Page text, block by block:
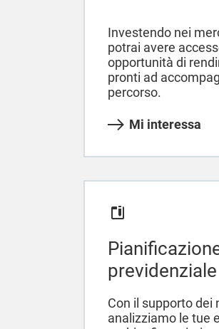
Investendo nei
potrai avere
opportunità di
pronti ad
percorso.
Mi interessa
previdenziale
Con il supporto dei
analizziamo le tue